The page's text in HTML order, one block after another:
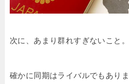
次に、あまり群れすぎないこと。
確かに同期はライバルでもあり